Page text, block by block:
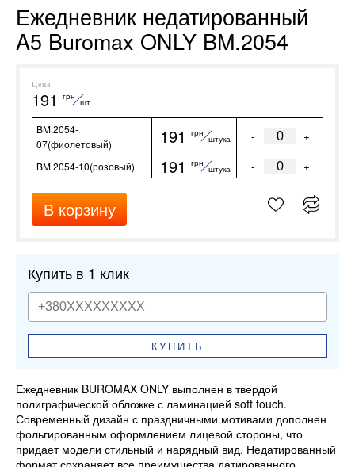
Ежедневник недатированный
A5 Buromax ONLY BM.2054
Цена
191 грн
шт
BM.2054-
07(фиолетовый)
191 грн
штука - +
BM.2054-10(розовый) 191 грн
штука - +
В корзину
Купить в 1 клик
КУПИТЬ
Ежедневник BUROMAX ONLY выполнен в твердой
полиграфической обложке с ламинацией soft touch.
Современный дизайн с праздничными мотивами дополнен
фольгированным оформлением лицевой стороны, что
придает модели стильный и нарядный вид. Недатированный